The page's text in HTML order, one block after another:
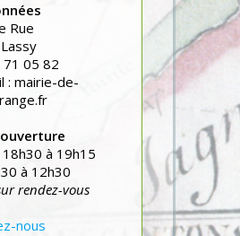
Rue
71 05 82
: mairie-de-
à 19h15
à 12h30
rendez-vous
nous